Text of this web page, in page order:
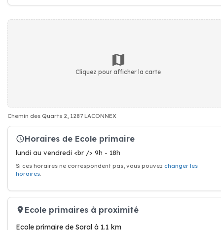
Cliquez pour afficher la carte
Chemin des Quarts 2, 1287 LACONNEX
Horaires de Ecole primaire
lundi au vendredi <br /> 9h - 18h
Si ces horaires ne correspondent pas, vous pouvez changer les
horaires.
Ecole primaires à proximité
Ecole primaire de Soral à 1.1 km